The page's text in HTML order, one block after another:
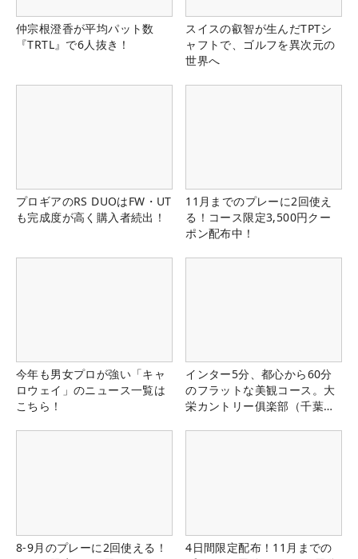
仲宗根澄香が平均パット数
『TRTL』で6人抜き！
スイスの叡智が生んだTPTシ
ャフトで、ゴルフを異次元の
世界へ
プロギアのRS DUOはFW・UT
も完成度が高く購入者続出！
11月までのプレーに2回使え
る！コース限定3,500円クー
ポン配布中！
今年も男女プロが強い「キャ
ロウェイ」のニュース一覧は
こちら！
インター5分、都心から60分
のフラットな美観コース。大
栄カントリー俱楽部（千葉
8-9月のプレーに2回使える！
4日間限定配布！11月までの